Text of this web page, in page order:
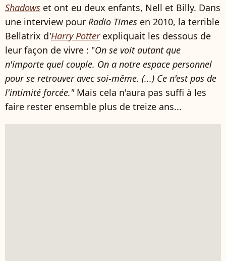
Shadows et ont eu deux enfants, Nell et Billy. Dans
une interview pour Radio Times en 2010, la terrible
Bellatrix d'Harry Potterexpliquait les dessous de
leur façon de vivre : "On se voit autant que
n'importe quel couple. On a notre espace personnel
pour se retrouver avec soi-même. (...) Ce n'est pas de
l'intimité forcée." Mais cela n'aura pas suffi à les
faire rester ensemble plus de treize ans...